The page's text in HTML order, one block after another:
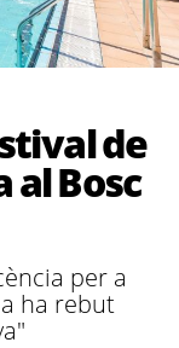
de
al Bosc
per a
ha rebut